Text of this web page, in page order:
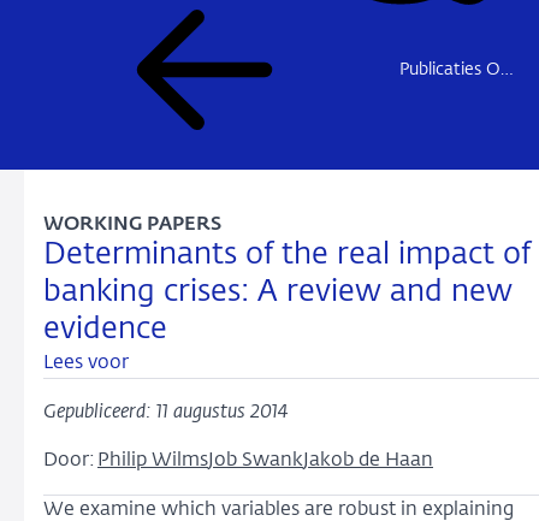
Publicaties Onderzoek
Determinants of the real impact of
banking crises: A review and new
evidence
WORKING PAPERS
Lees voor
Gepubliceerd: 11 augustus 2014
Door: Philip WilmsJob SwankJakob de Haan
We examine which variables are robust in explaining